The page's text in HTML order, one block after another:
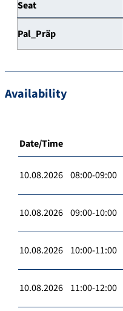
Seat
Pal_Präp
Availability
Date/Time
10.08.2026 08:00-09:00
10.08.2026 09:00-10:00
10.08.2026 10:00-11:00
10.08.2026 11:00-12:00